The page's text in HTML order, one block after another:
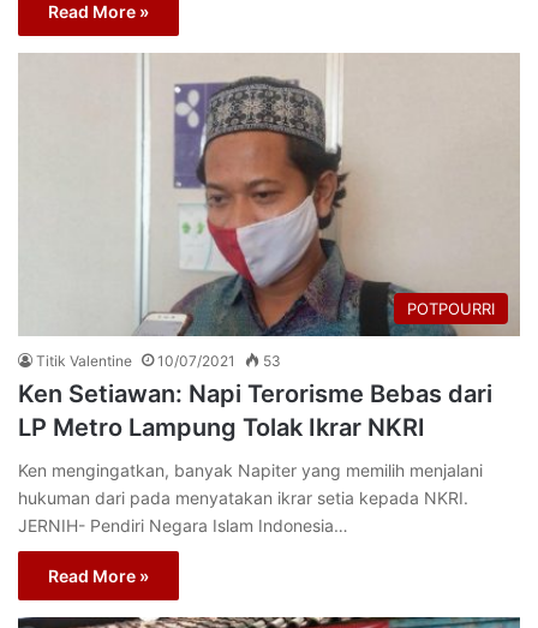
Read More »
POTPOURRI
Titik Valentine 10/07/2021 53
Ken Setiawan: Napi Terorisme Bebas dari
LP Metro Lampung Tolak Ikrar NKRI
Ken mengingatkan, banyak Napiter yang memilih menjalani
hukuman dari pada menyatakan ikrar setia kepada NKRI.
JERNIH- Pendiri Negara Islam Indonesia…
Read More »